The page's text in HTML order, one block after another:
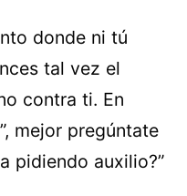
donde ni tú
tal vez el
contra ti. En
mejor pregúntate
pidiendo auxilio?”